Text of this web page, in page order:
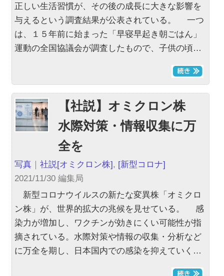
正しい生活習慣が、その後の成長に大きな影響を
与えるという調査結果が公表されている。 一つ
は、１５年前に始まった「早寝早起き朝ごはん」
運動の全国協議会が調査したもので、子供の頃…
【社説】オミクロン株
水際対策・情報収集に万
全を
写真 ｜社説[オミクロン株], [新型コロナ]
2021/11/30 編集局
新型コロナウイルスの新たな変異株「オミクロ
ン株」が、世界的拡大の兆候を見せている。 感
染力が増加し、ワクチンが効きにくい可能性が指
摘されている。水際対策や情報の収集・分析など
に万全を期し、日本国内での感染を抑えていく…